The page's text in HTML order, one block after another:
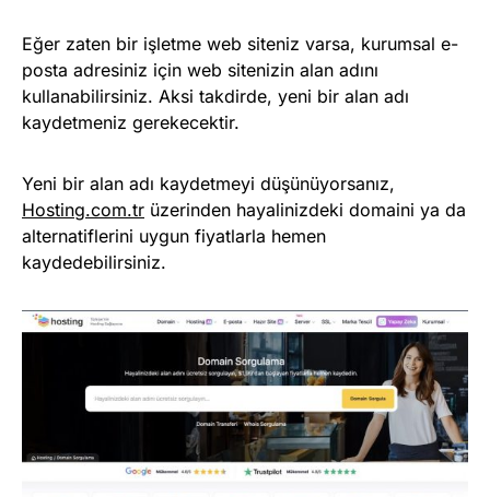
Eğer zaten bir işletme web siteniz varsa, kurumsal e-
posta adresiniz için web sitenizin alan adını
kullanabilirsiniz. Aksi takdirde, yeni bir alan adı
kaydetmeniz gerekecektir.
Yeni bir alan adı kaydetmeyi düşünüyorsanız,
Hosting.com.tr üzerinden hayalinizdeki domaini ya da
alternatiflerini uygun fiyatlarla hemen
kaydedebilirsiniz.